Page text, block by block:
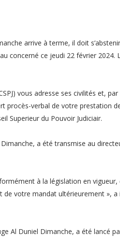
arrive à terme, il doit
concerné ce jeudi 22 février
vous adresse ses civilités et,
procès-verbal de votre prestation
Superieur du Pouvoir Judiciair.
a été transmise au
à la législation en
votre mandat ultérieurement », a
Al Duniel Dimanche, a été lancé